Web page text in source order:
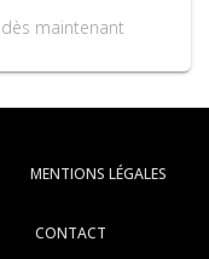
dès maintenant
MENTIONS LÉGALES
CONTACT